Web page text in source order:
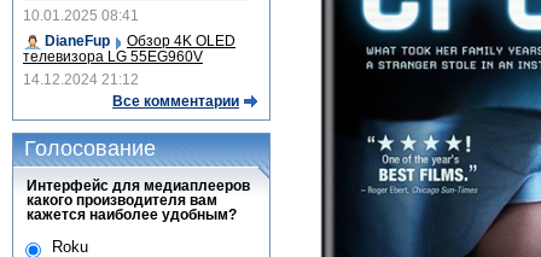
10.01.2025 08:41
DianeFup
Обзор 4K OLED
телевизора LG 55EG960V
14.12.2024 21:12
Все комментарии
Голосование
Интерфейс для медиаплееров
какого производителя вам
кажется наиболее удобным?
Roku